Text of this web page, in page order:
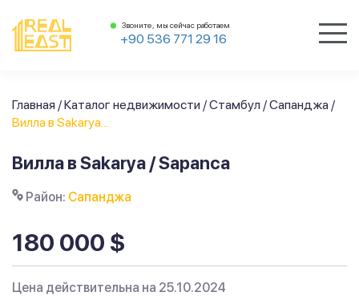
Звоните, мы сейчас работаем
+90 536 771 29 16
Главная /Каталог недвижимости /Стамбул /Сапанджа /
Вилла в Sakarya...
Вилла в Sakarya / Sapanca
Район: Сапанджа
180 000 $
Цена действительна на 25.10.2024